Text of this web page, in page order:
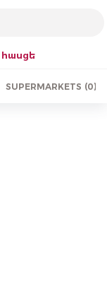
հասցե
SUPERMARKETS (0)